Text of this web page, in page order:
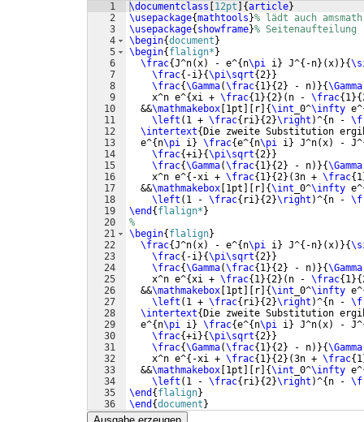
1
2
3
4
5
6
7
8
9
10
11
12
13
14
15
16
17
18
19
20
21
22
23
24
25
26
27
28
29
30
31
32
33
34
35
36
\documentclass 12pt {article}
\usepackage{mathtools }% lädt auch amsmath
\usepackage{ showframe}% Seitenaufteilung
\begin{document }
\begin{ flalign* }
\frac{J^n(x) - e^{ n\pi i} J^{ -n} (x)}{
\frac{ -i}{\pi\sqrt{2}}
\frac{\Gamma(\frac{ 1}{2} - n)}{\Gamma
    x^n e^
{xi + \frac{ 1}{2} ( n - \frac{ 1}{
  &&
\mathmakebox 1pt r {\int _0^\infty e^
\left ( 1 + \frac{ ri}{2}\right )^{ n -
\intertext{ Die zweite Substitution
  e^
{ n\pi i} \frac{e^{ n\pi i} J^n(x) - J^
\frac{+i}{\pi\sqrt{2}}
\frac{\Gamma(\frac{ 1}{2} - n)}{\Gamma
    x^n e^
{ -xi + \frac{ 1}{2} (3n + \frac{ 1
  &&
\mathmakebox 1pt r {\int _0^\infty e^
\left ( 1 - \frac{ ri}{2}\right )^{ n -
\end { flalign* }
%
\begin{ flalign}
\frac{J^n(x) - e^{ n\pi i} J^{ -n} (x)}{
\frac{ -i}{\pi\sqrt{2}}
\frac{\Gamma(\frac{ 1}{2} - n)}{\Gamma
    x^n e^
{xi + \frac{ 1}{2} ( n - \frac{ 1}{
  &&
\mathmakebox 1pt r {\int _0^\infty e^
\left ( 1 + \frac{ ri}{2}\right )^{ n -
\intertext{ Die zweite Substitution
  e^
{ n\pi i} \frac{e^{ n\pi i} J^n(x) - J^
\frac{+i}{\pi\sqrt{2}}
\frac{\Gamma(\frac{ 1}{2} - n)}{\Gamma
    x^n e^
{ -xi + \frac{ 1}{2} (3n + \frac{ 1
  &&
\mathmakebox 1pt r {\int _0^\infty e^
\left ( 1 - \frac{ ri}{2}\right )^{ n -
\end { flalign}
\end {document }